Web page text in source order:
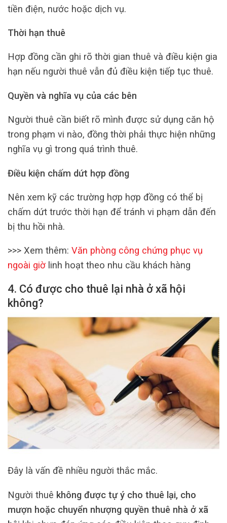
tiền điện, nước hoặc dịch vụ.
Thời hạn thuê
Hợp đồng cần ghi rõ thời gian thuê và điều kiện gia
hạn nếu người thuê vẫn đủ điều kiện tiếp tục thuê.
Quyền và nghĩa vụ của các bên
Người thuê cần biết rõ mình được sử dụng căn hộ
trong phạm vi nào, đồng thời phải thực hiện những
nghĩa vụ gì trong quá trình thuê.
Điều kiện chấm dứt hợp đồng
Nên xem kỹ các trường hợp hợp đồng có thể bị
chấm dứt trước thời hạn để tránh vi phạm dẫn đến
bị thu hồi nhà.
>>> Xem thêm: Văn phòng công chứng phục vụ
ngoài giờ linh hoạt theo nhu cầu khách hàng
4. Có được cho thuê lại nhà ở xã hội
không?
Đây là vấn đề nhiều người thắc mắc.
Người thuê không được tự ý cho thuê lại, cho
mượn hoặc chuyển nhượng quyền thuê nhà ở xã